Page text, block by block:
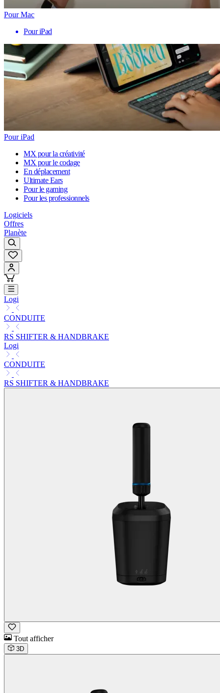
Pour Mac
Pour iPad
Pour iPad
MX pour la créativité
MX pour le codage
En déplacement
Ultimate Ears
Pour le gaming
Pour les professionnels
Logiciels
Offres
Planète
Logi
CONDUITE
RS SHIFTER & HANDBRAKE
Logi
CONDUITE
RS SHIFTER & HANDBRAKE
Tout afficher
3D